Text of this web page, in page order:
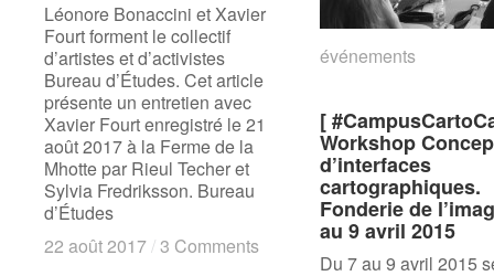
Léonore Bonaccini et Xavier
Fourt forment le collectif
d’artistes et d’activistes
Bureau d’Études. Cet article
présente un entretien avec
Xavier Fourt enregistré le 21
août 2017 à la Ferme de la
Mhotte par Rieul Techer et
Sylvia Fredriksson. Bureau
d’Études
22 août 2017/3 Comments
22 août 2017/3 Comments
événements
[
Workshop
d’interfaces
cartographiques.
Fonderie de
au 9 avril 2015
Du 7 au 9 avril 2015
événements
[
Workshop
d’interfaces
cartographiques.
Fonderie de
au 9 avril 2015